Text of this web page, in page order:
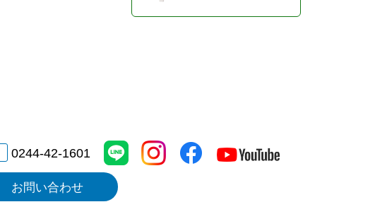
0244-42-1601
お問い合わせ